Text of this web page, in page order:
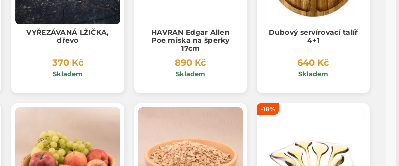
VYŘEZÁVANÁ LŽIČKA,
dřevo
370 Kč
Skladem
HAVRAN Edgar Allen
Poe miska na šperky
17cm
890 Kč
Skladem
Dubový servírovací talíř
4+1
640 Kč
Skladem
-18%